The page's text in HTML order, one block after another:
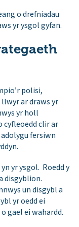
o drefniadau
yr ysgol gyfan.
polisi,
ar draws yr
yr holl
cyfleoedd clir ar
fersiwn
yr ysgol. Roedd y
disgyblion.
un disgybl a
yr oedd ei
gael ei wahardd.